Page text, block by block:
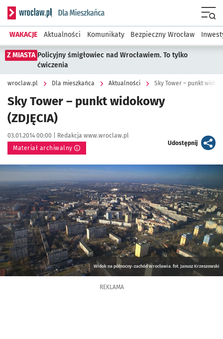
Serwis informacyjny wroclaw.pl podserwis: Dla mieszkańca
WAKACJE Aktualności Komunikaty Bezpieczny Wrocław
Z MIASTA Policyjny śmigłowiec nad Wrocławiem. To tylko
ćwiczenia
wroclaw.pl Dla mieszkańca Aktualności Sky Tower – punkt
Sky Tower – punkt widokowy
(ZDJĘCIA)
Data publikacji:
03.01.2014 00:00 | Autor:
Redakcja www.wroclaw.pl
Materiał archiwalny
Udostępnijartykuł
Kliknij, aby powiększyć
Widok na północny-zachód Wrocławia. fot. Janusz Krzeszowski
REKLAMA